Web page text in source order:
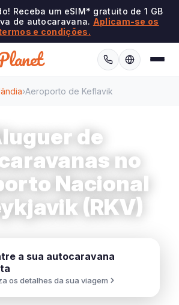
Receba um eSIM* gratuito de 1 GB
de autocaravana. Aplicam-se os
e condições.
›Aeroporto de Keflavik
de
no
Nacional
(RKV)
a sua autocaravana
os detalhes da sua viagem